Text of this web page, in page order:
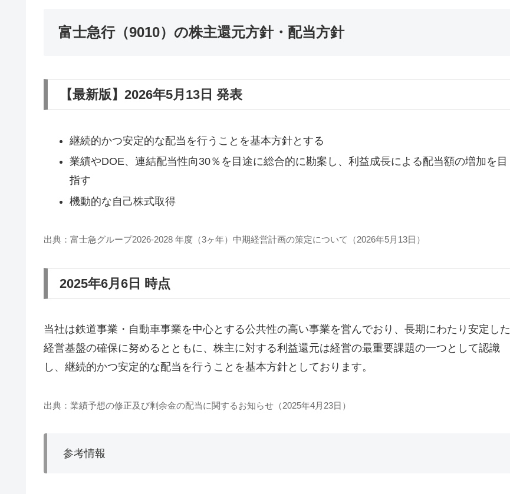
富士急行（9010）の株主還元方針・配当方針
【最新版】2026年5月13日 発表
継続的かつ安定的な配当を行うことを基本方針とする
業績やDOE、連結配当性向30％を目途に総合的に勘案し、利益成長による配当額の増加を目
指す
機動的な自己株式取得
出典：富士急グループ2026-2028 年度（3ヶ年）中期経営計画の策定について（2026年5月13日）
2025年6月6日 時点
当社は鉄道事業・自動車事業を中心とする公共性の高い事業を営んでおり、長期にわたり安定した
経営基盤の確保に努めるとともに、株主に対する利益還元は経営の最重要課題の一つとして認識
し、継続的かつ安定的な配当を行うことを基本方針としております。
出典：業績予想の修正及び剰余金の配当に関するお知らせ（2025年4月23日）
参考情報